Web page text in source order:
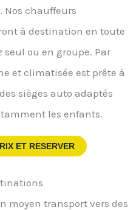
Nos chauffeurs
à destination en toute
seul ou en groupe. Par
et climatisée est prête à
sièges auto adaptés
les enfants.
ET RESERVER
moyen transport vers des